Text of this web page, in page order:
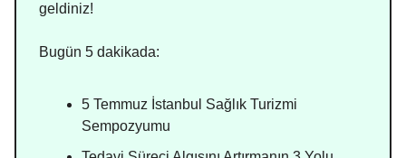
geldiniz!
Bugün 5 dakikada:
5 Temmuz İstanbul Sağlık Turizmi
Sempozyumu